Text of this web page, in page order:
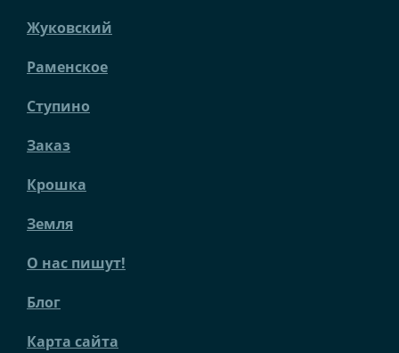
Жуковский
Раменское
Ступино
Заказ
Крошка
Земля
О нас пишут!
Блог
Карта сайта